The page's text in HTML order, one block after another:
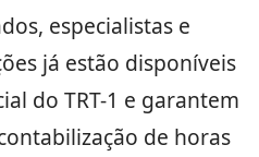
especialistas e
já estão disponíveis
do TRT-1 e garantem
de horas